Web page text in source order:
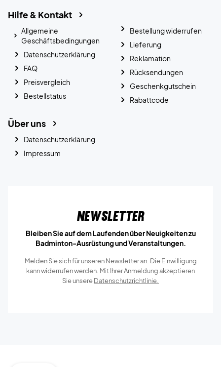
Hilfe & Kontakt
Allgemeine
Geschäftsbedingungen
Datenschutzerklärung
FAQ
Preisvergleich
Bestellstatus
Bestellung widerrufen
Lieferung
Reklamation
Rücksendungen
Geschenkgutschein
Rabattcode
Über uns
Datenschutzerklärung
Impressum
Newsletter
Bleiben Sie auf dem Laufenden über Neuigkeiten zu
Badminton-Ausrüstung und Veranstaltungen.
Melden Sie sich für unseren Newsletter an. Die Einwilligung
kann widerrufen werden. Mit Ihrer Anmeldung akzeptieren
Sie unsereDatenschutzrichtlinie.